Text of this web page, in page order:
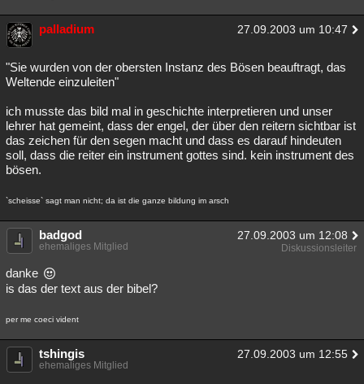
palladium 27.09.2003 um 10:47
"Sie wurden von der obersten Instanz des Bösen beauftragt, das
Weltende einzuleiten"
ich musste das bild mal in geschichte interpretieren und unser
lehrer hat gemeint, dass der engel, der über den reitern sichtbar ist
das zeichen für den segen macht und dass es darauf hindeuten
soll, dass die reiter ein instrument gottes sind. kein instrument des
bösen.
`scheisse` sagt man nicht; da ist die ganze bildung im arsch
badgod 27.09.2003 um 12:08
ehemaliges Mitglied Diskussionsleiter
danke
is das der text aus der bibel?
per me coeci vident
tshingis 27.09.2003 um 12:55
ehemaliges Mitglied